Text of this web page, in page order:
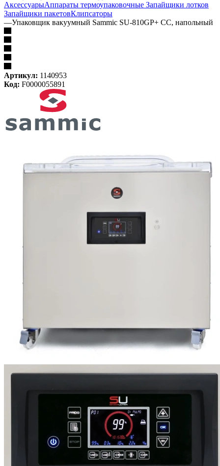
АксессуарыАппараты термоупаковочные Запайщики лотков
Запайщики пакетовКлипсаторы
—Упаковщик вакуумный Sammic SU-810GP+ CC, напольный
Артикул: 1140953
Код: F0000055891